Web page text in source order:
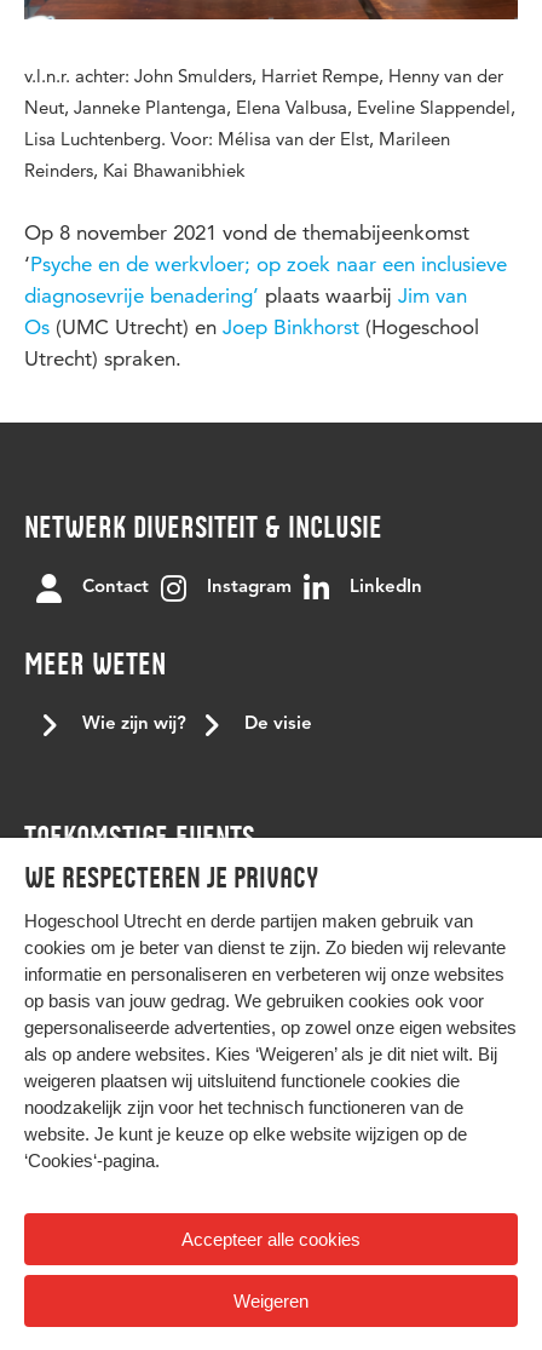
We respecteren je privacy
Hogeschool Utrecht en derde partijen maken gebruik van
cookies om je beter van dienst te zijn. Zo bieden wij relevante
informatie en personaliseren en verbeteren wij onze websites
op basis van jouw gedrag. We gebruiken cookies ook voor
gepersonaliseerde advertenties, op zowel onze eigen websites
als op andere websites. Kies ‘Weigeren’ als je dit niet wilt. Bij
weigeren plaatsen wij uitsluitend functionele cookies die
noodzakelijk zijn voor het technisch functioneren van de
website. Je kunt je keuze op elke website wijzigen op de
‘Cookies‘-pagina.
Accepteer alle cookies
Weigeren
v.l.n.r. achter: John Smulders, Harriet Rempe, Henny van der
Neut, Janneke Plantenga, Elena Valbusa, Eveline Slappendel,
Lisa Luchtenberg. Voor: Mélisa van der Elst, Marileen
Reinders, Kai Bhawanibhiek
Op 8 november 2021 vond de themabijeenkomst
‘Psyche en de werkvloer; op zoek naar een inclusieve
diagnosevrije benadering’ plaats waarbij Jim van
Os (UMC Utrecht) en Joep Binkhorst (Hogeschool
Utrecht) spraken.
NETWERK DIVERSITEIT & INCLUSIE
Contact Instagram LinkedIn
MEER WETEN
Wie zijn wij? De visie
TOEKOMSTIGE EVENTS
HIER KOMT ALLES SAMEN
Privacy
Cookies